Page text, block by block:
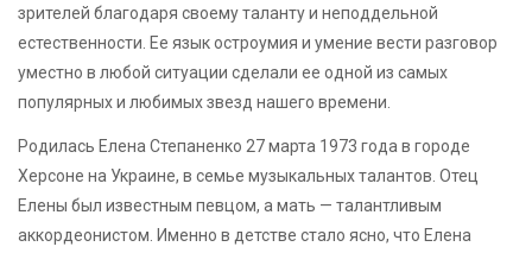
зрителей благодаря своему таланту и неподдельной
естественности. Ее язык остроумия и умение вести разговор
уместно в любой ситуации сделали ее одной из самых
популярных и любимых звезд нашего времени.
Родилась Елена Степаненко 27 марта 1973 года в городе
Херсоне на Украине, в семье музыкальных талантов. Отец
Елены был известным певцом, а мать — талантливым
аккордеонистом. Именно в детстве стало ясно, что Елена